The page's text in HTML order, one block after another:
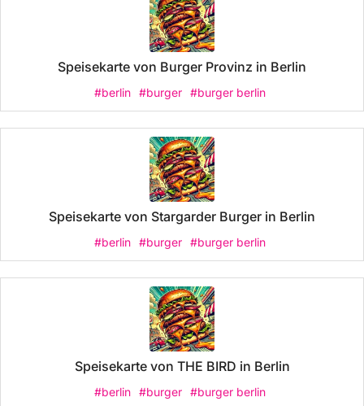
Speisekarte von Burger Provinz in Berlin
#berlin #burger #burger berlin
Speisekarte von Stargarder Burger in Berlin
#berlin #burger #burger berlin
Speisekarte von THE BIRD in Berlin
#berlin #burger #burger berlin